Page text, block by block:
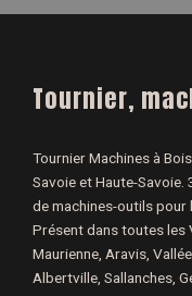
Tournier,
Tournier Machines à
Savoie et Haute-
de machines-outils pour
Présent dans toutes les
Maurienne, Aravis,
Albertville, Sallanches,